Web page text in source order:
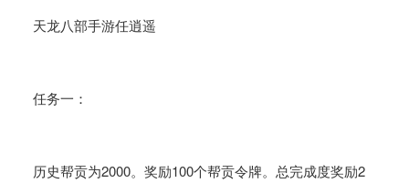
天龙八部手游任逍遥
任务一：
历史帮贡为2000。奖励100个帮贡令牌。总完成度奖励2